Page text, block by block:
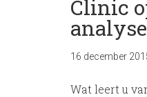
Clinic
16 december
Wat leert u